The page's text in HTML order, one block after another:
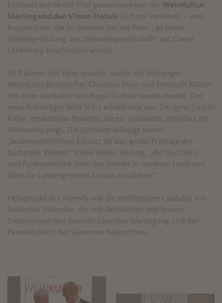
Erstmals wurde der Titel gemeinsam von der WeinKultur
Marling und den Vinum Hotels Südtirol verliehen – eine
Kooperation, die im Sommer bei der Feier „30 Jahre
Wiedergründung der Stehweingesellschaft“ auf Castel
Lebenberg beschlossen wurde.
Im Rahmen der Feier wurden zudem die bisherigen
WeinKulturBotschafter Christine Mayr und Helmuth Köcher
mit einer Karikatur von Peppi Tischler verabschiedet. Der
neue Preisträger Willi Stürz erhielt eine von Designer Laurin
Kofler entworfene Plakette, die ein stilisiertes Weinfass mit
Weinranke zeigt. Die Urkunde würdigt seinen
„außerordentlichen Einsatz für das große Prestige des
Südtiroler Weines“ sowie seinen Beitrag, „die traditions-
und facettenreiche Welt des Weines in unserem Land und
über die Landesgrenzen hinaus zu stärken“.
Höhepunkt des Abends war die einfühlsame Laudatio von
Sebastian Marseiler, der mit Anekdoten und feinem
Detailwissen den beeindruckenden Werdegang und die
Persönlichkeit des Geehrten beleuchtete.